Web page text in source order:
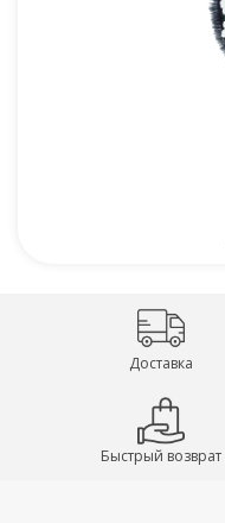
Доставка
Быстрый возврат